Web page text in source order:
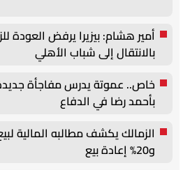
أمير هشام: بيزيرا يرفض العودة
بالانتقال إلى شباب الأهلي
خاص.. عموتة يدرس مفاجأة
بأحمد رضا في الدفاع
و20% إعادة بيع